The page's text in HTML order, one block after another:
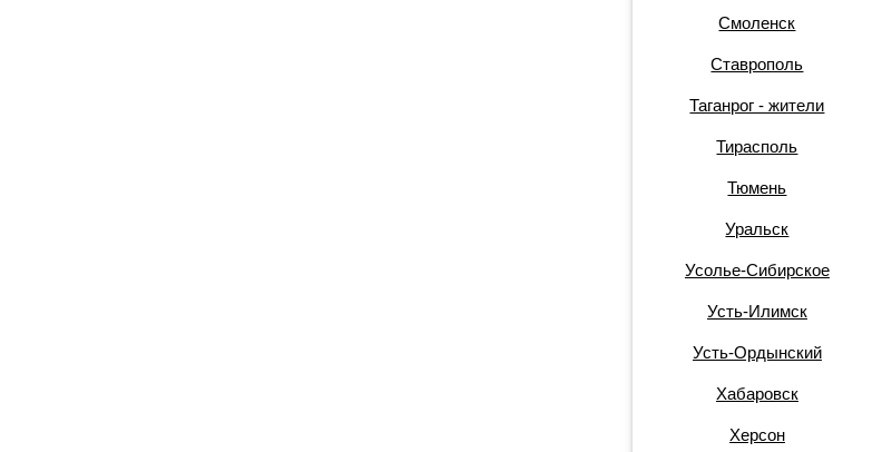
Смоленск
Ставрополь
Таганрог - жители
Тирасполь
Тюмень
Уральск
Усолье-Сибирское
Усть-Илимск
Усть-Ордынский
Хабаровск
Херсон